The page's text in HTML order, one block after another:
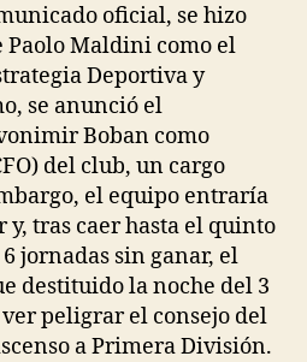
oficial, se hizo
Maldini como el
Deportiva y
se anunció el
Boban como
del club, un cargo
el equipo entraría
tras caer hasta el quinto
jornadas sin ganar, el
destituido la noche del 3
peligrar el consejo del
a Primera División.